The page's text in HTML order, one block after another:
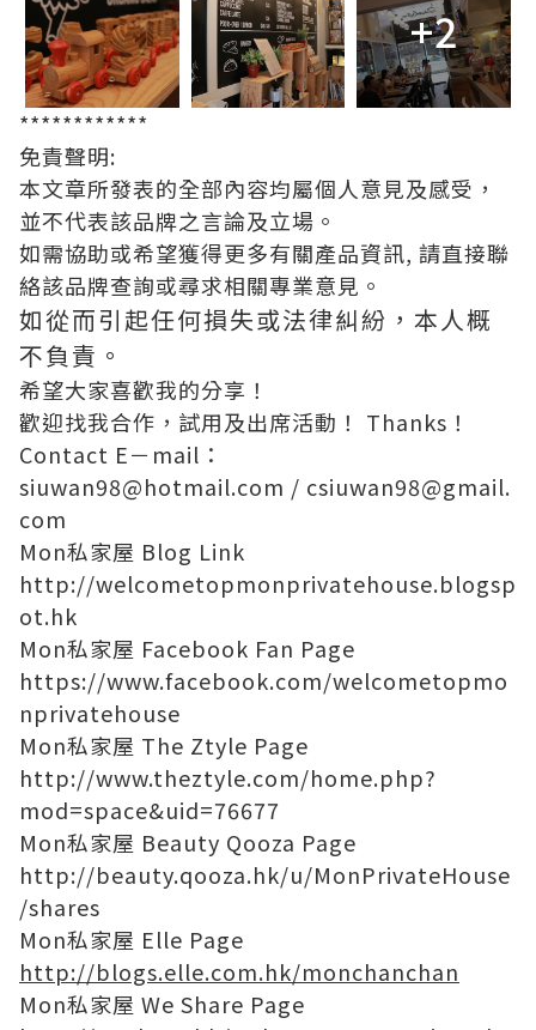
+2
************
免責聲明:
本文章所發表的全部內容均屬個人意見及感受，
並不代表該品牌之言論及立場。
如需協助或希望獲得更多有關產品資訊, 請直接聯
絡該品牌查詢或尋求相關專業意見。
如從而引起任何損失或法律糾紛，本人概
不負責。
希望大家喜歡我的分享！
歡迎找我合作，試用及出席活動！ Thanks！
Contact E－mail：
siuwan98@hotmail.com / csiuwan98@gmail.
com
Mon私家屋 Blog Link
http://welcometopmonprivatehouse.blogsp
ot.hk
Mon私家屋 Facebook Fan Page
https://www.facebook.com/welcometopmo
nprivatehouse
Mon私家屋 The Ztyle Page
http://www.theztyle.com/home.php?
mod=space&uid=76677
Mon私家屋 Beauty Qooza Page
http://beauty.qooza.hk/u/MonPrivateHouse
/shares
Mon私家屋 Elle Page
http://blogs.elle.com.hk/monchanchan
Mon私家屋 We Share Page